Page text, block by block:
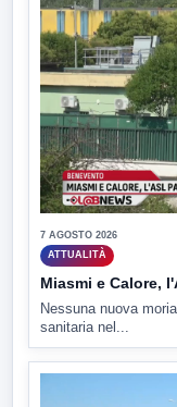
7 AGOSTO 2026
ATTUALITÀ
Miasmi e Calore,
Nessuna nuova
sanitaria nel...